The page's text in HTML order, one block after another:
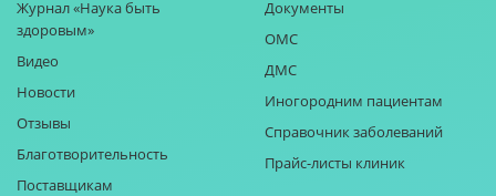
Журнал «Наука быть
здоровым»
Видео
Новости
Отзывы
Благотворительность
Поставщикам
Документы
ОМС
ДМС
Иногородним пациентам
Справочник заболеваний
Прайс-листы клиник